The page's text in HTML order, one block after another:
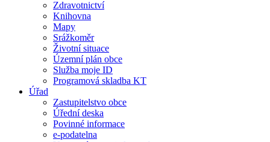
Zdravotnictví
Knihovna
Mapy
Srážkoměr
Životní situace
Územní plán obce
Služba moje ID
Programová skladba KT
Úřad
Zastupitelstvo obce
Úřední deska
Povinné informace
e-podatelna